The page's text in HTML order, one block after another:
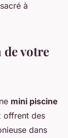
à
votre
mini piscine
offrent des
dans